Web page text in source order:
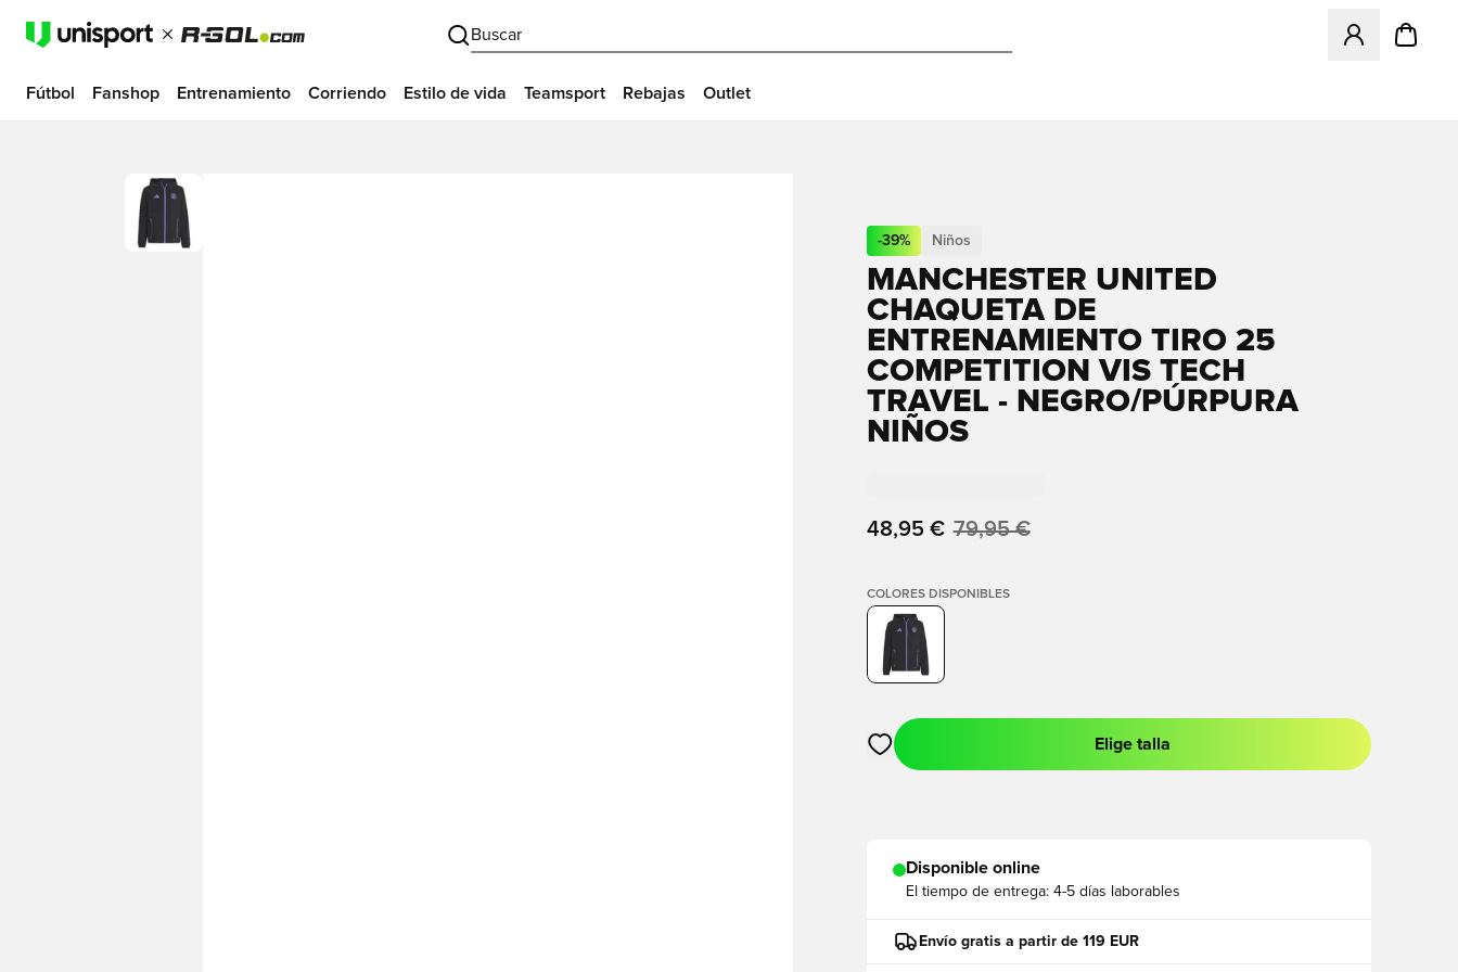
Buscar
Abre un modal
Fútbol Fanshop Entrenamiento Corriendo Estilo de vida Teamsport Rebajas Outlet
-39% Niños
MANCHESTER UNITED
CHAQUETA DE
ENTRENAMIENTO TIRO 25
COMPETITION VIS TECH
TRAVEL - NEGRO/PÚRPURA
NIÑOS
48,95 € 79,95 €
COLORES DISPONIBLES
Abre un modal para iniciar sesión o registrarse como miembro
Elige talla
Disponible online
El tiempo de entrega: 4-5 días laborables
Envío gratis a partir de 119 EUR